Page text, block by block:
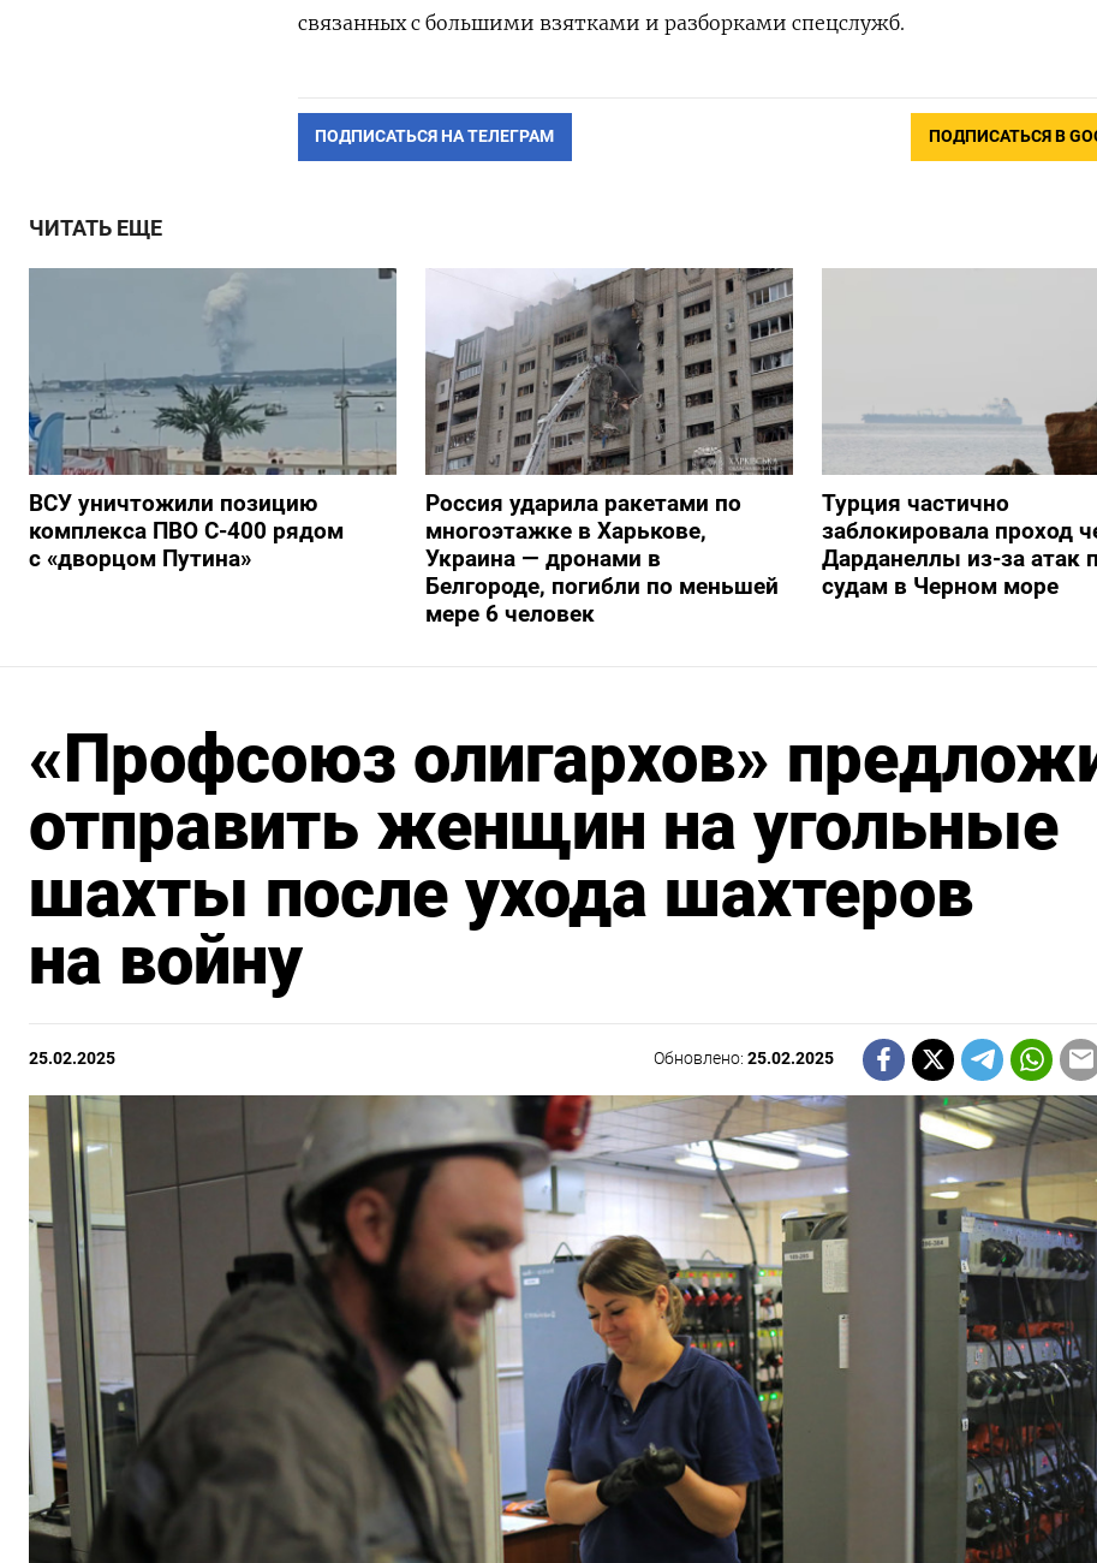
связанных с большими взятками и разборками спецслужб.
ПОДПИСАТЬСЯ НА ТЕЛЕГРАМ ПОДПИСАТЬСЯ В
ЧИТАТЬ ЕЩЕ
ВСУ уничтожили позицию
комплекса ПВО С-400 рядом
с «дворцом Путина»
Россия ударила ракетами по
многоэтажке в Харькове,
Украина — дронами в
Белгороде, погибли по меньшей
мере 6 человек
Турция частично
заблокировала проход
Дарданеллы из-за атак
судам в Черном море
«Профсоюз олигархов»
отправить женщин на угольные
шахты после ухода шахтеров
на войну
25.02.2025 Обновлено:25.02.2025